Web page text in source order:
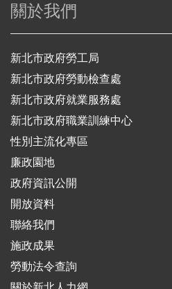
關於我們
新北市政府勞工局
新北市政府勞動檢查處
新北市政府就業服務處
新北市政府職業訓練中心
性別主流化專區
廉政園地
政府資訊公開
開放資料
聯絡我們
施政成果
勞動法令查詢